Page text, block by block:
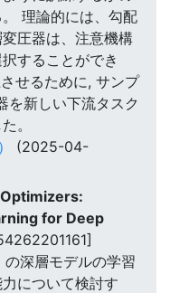
理論的には、勾配
圧器は、注意機構
することができ
せるために, サンプ
を新しい下流タスク
。
(2025-04-
for Deep
深層モデルの学習
について検討す